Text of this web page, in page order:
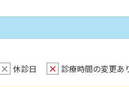
× 休診日 × 診療時間の変更あ